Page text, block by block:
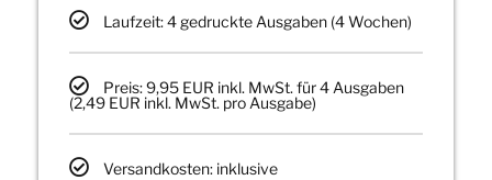
Laufzeit: 4 gedruckte Ausgaben (4 Wochen)
Preis: 9,95 EUR inkl. MwSt. für 4 Ausgaben
(2,49 EUR inkl. MwSt. pro Ausgabe)
Versandkosten: inklusive